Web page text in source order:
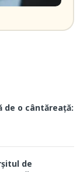
de o cântăreață:
de